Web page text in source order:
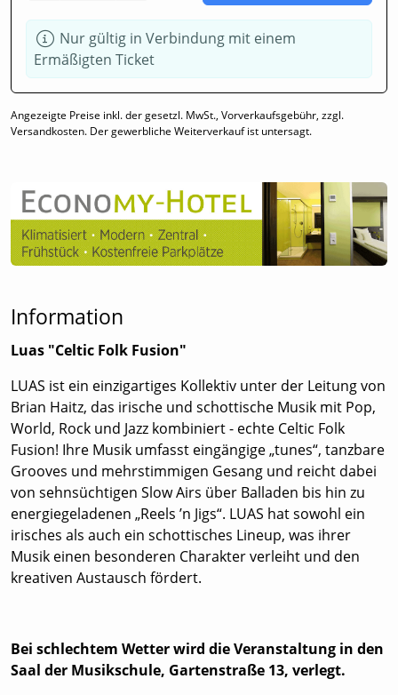
Nur gültig in Verbindung mit einem
Ermäßigten Ticket
Angezeigte Preise inkl. der gesetzl. MwSt., Vorverkaufsgebühr, zzgl.
Versandkosten. Der gewerbliche Weiterverkauf ist untersagt.
Information
Luas "Celtic Folk Fusion"
LUAS ist ein einzigartiges Kollektiv unter der Leitung von
Brian Haitz, das irische und schottische Musik mit Pop,
World, Rock und Jazz kombiniert - echte Celtic Folk
Fusion! Ihre Musik umfasst eingängige „tunes“, tanzbare
Grooves und mehrstimmigen Gesang und reicht dabei
von sehnsüchtigen Slow Airs über Balladen bis hin zu
energiegeladenen „Reels ’n Jigs“. LUAS hat sowohl ein
irisches als auch ein schottisches Lineup, was ihrer
Musik einen besonderen Charakter verleiht und den
kreativen Austausch fördert.
Bei schlechtem Wetter wird die Veranstaltung in den
Saal der Musikschule, Gartenstraße 13, verlegt.